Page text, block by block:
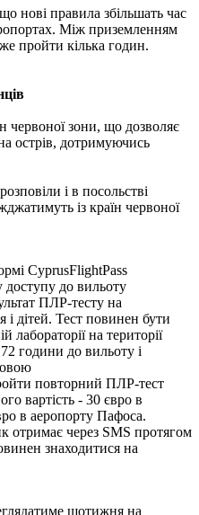
нові правила збільшать час
Між приземленням
пройти кілька годин.
червоної зони, що дозволяє
острів, дотримуючись
і в посольстві
із країн червоної
CyprusFlightPass
доступу до вильоту
ПЛР-тесту на
і дітей. Тест повинен бути
лабораторії на території
години до вильоту і
повторний ПЛР-тест
вартість - 30 євро в
в аеропорту Пафоса.
отримає через SMS протягом
знаходитися на
щотижня на